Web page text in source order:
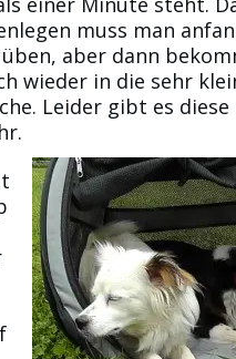
muss man
aber dann
wieder in die sehr
Leider gibt es